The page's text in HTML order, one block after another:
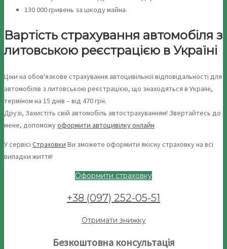
130 000 гривень за шкоду майна.
Вартість страхування автомобіля з
литовською реєстрацією в Україні
Ціни на обов'язкове страхування автоцивільної відповідальності для
автомобілів з литовською реєстрацією, що знаходяться в Україні,
терміном на 15 днів – від 470 грн.
Друзі, Захистіть свій автомобіль автострахуванням! Звертайтесь до
мене, допоможуоформити автоцивілку онлайн
У сервісі Страховки Ви зможете оформити якісну страховку на всі
випадки життя!
Оформити страховку
+38 (097) 252-05-51
Отримати знижку
Безкоштовна консультація